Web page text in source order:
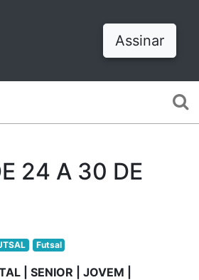
Assinar
24 A 30 DE
Futsal
| SENIOR | JOVEM |